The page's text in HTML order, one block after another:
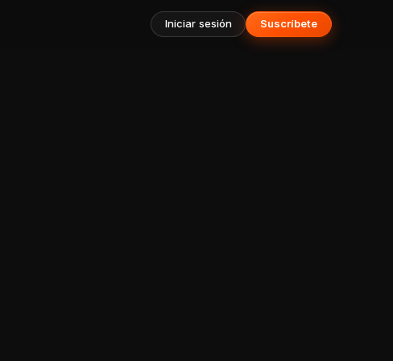
Iniciar sesión Suscríbete